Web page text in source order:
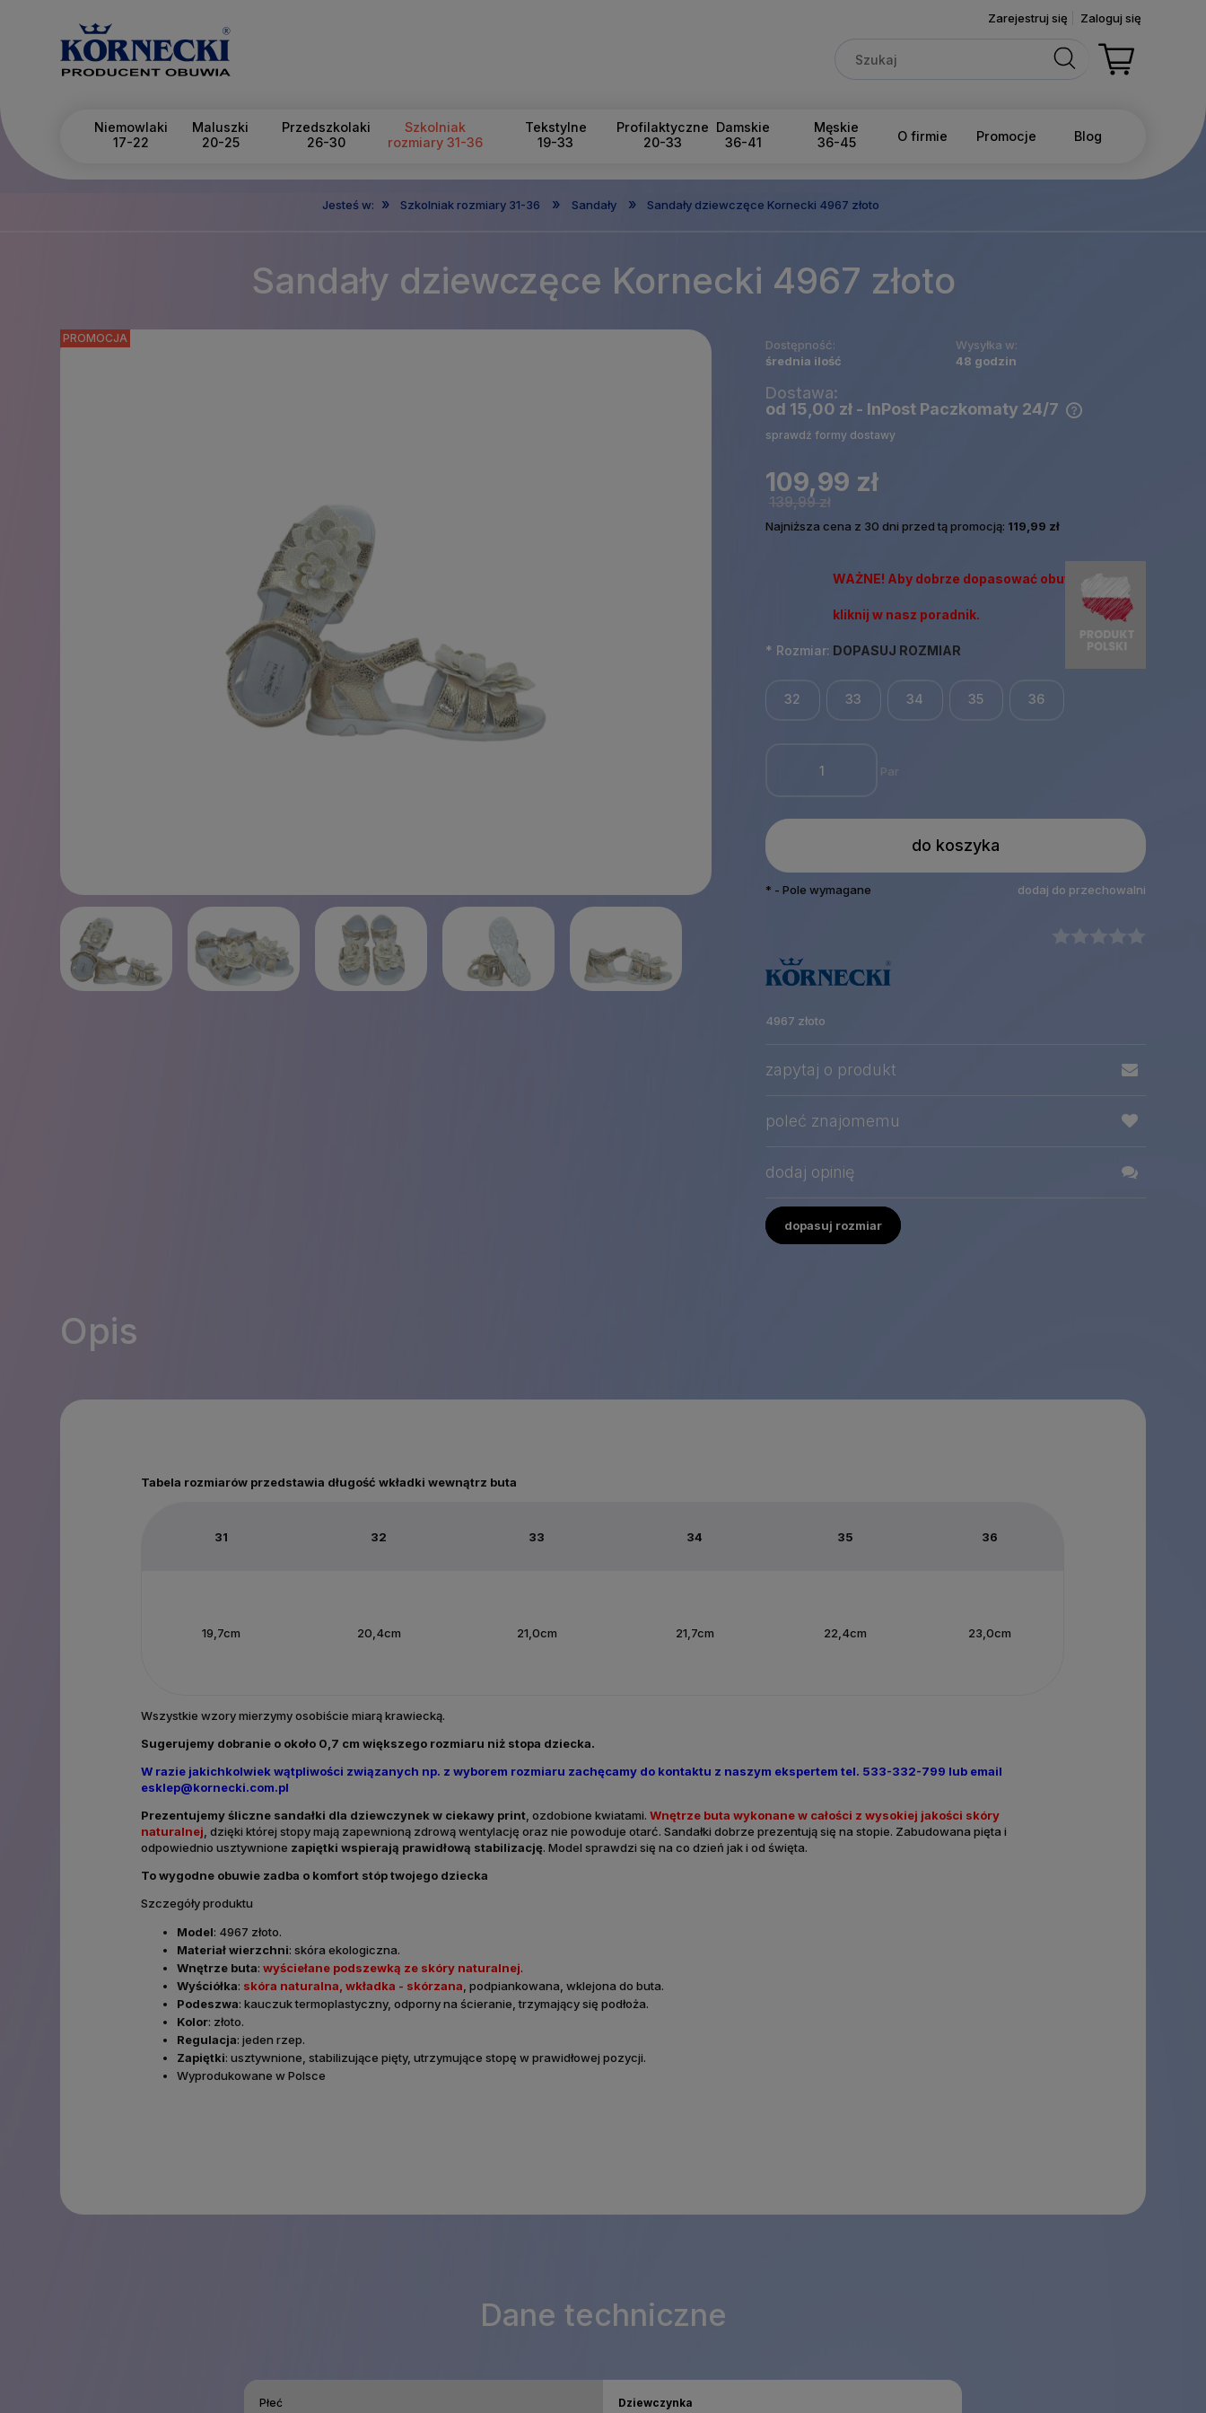
Zarejestruj się Zaloguj się
Niemowlaki
17-22
Maluszki
20-25
Przedszkolaki
26-30
Szkolniak
rozmiary 31-36
Tekstylne
19-33
Profilaktyczne
20-33
Damskie
36-41
Męskie
36-45
O firmie Promocje Blog
Jesteś w: » Szkolniak rozmiary 31-36 » Sandały » Sandały dziewczęce Kornecki 4967 złoto
Sandały dziewczęce Kornecki 4967 złoto
PROMOCJA
Dostępność:
średnia ilość
Wysyłka w:
48 godzin
Dostawa:
od 15,00 zł - InPost Paczkomaty 24/7
sprawdź formy dostawy
109,99 zł
139,99 zł
Najniższa cena z 30 dni przed tą promocją: 119,99 zł
* Rozmiar:
WAŻNE! Aby dobrze dopasować obuwie
kliknij w nasz poradnik.
DOPASUJ ROZMIAR
32 33 34 35 36
Par
do koszyka
dodaj do przechowalni
* - Pole wymagane
4967 złoto
zapytaj o produkt
poleć znajomemu
dodaj opinię
dopasuj rozmiar
Opis
Tabela rozmiarów przedstawia długość wkładki wewnątrz buta
31 32 33 34 35 36
19,7cm 20,4cm 21,0cm 21,7cm 22,4cm 23,0cm
Wszystkie wzory mierzymy osobiście miarą krawiecką.
Sugerujemy dobranie o około 0,7 cm większego rozmiaru niż stopa dziecka.
W razie jakichkolwiek wątpliwości związanych np. z wyborem rozmiaru zachęcamy do kontaktu z naszym ekspertem tel. 533-332-799 lub email
esklep@kornecki.com.pl
Prezentujemy śliczne sandałki dla dziewczynek w ciekawy print , ozdobione kwiatami.Wnętrze buta wykonane w całości z wysokiej jakości skóry
naturalnej , dzięki której stopy mają zapewnioną zdrową wentylację oraz nie powoduje otarć. Sandałki dobrze prezentują się na stopie. Zabudowana pięta i
odpowiednio usztywnione zapiętki wspierają prawidłową stabilizację. Model sprawdzi się na co dzień jak i od święta.
To wygodne obuwie zadba o komfort stóp twojego dziecka
Szczegóły produktu
Model: 4967 złoto.
Materiał wierzchni: skóra ekologiczna.
Wnętrze buta: wyściełane podszewką ze skóry naturalnej.
Wyściółka: skóra naturalna, wkładka - skórzana , podpiankowana, wklejona do buta.
Podeszwa: kauczuk termoplastyczny, odporny na ścieranie, trzymający się podłoża.
Kolor: złoto.
Regulacja: jeden rzep.
Zapiętki: usztywnione, stabilizujące pięty, utrzymujące stopę w prawidłowej pozycji.
Wyprodukowane w Polsce
Dane techniczne
Płeć Dziewczynka